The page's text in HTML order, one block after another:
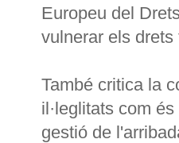
Europeu del
vulnerar els
També critica la
il·leglitats com
gestió de